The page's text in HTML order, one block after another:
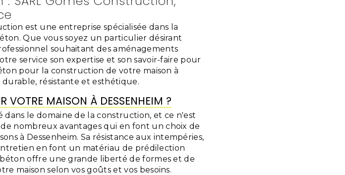
est une entreprise spécialisée dans la
Que vous soyez un particulier désirant
souhaitant des aménagements
service son expertise et son savoir-faire pour
pour la construction de votre maison à
résistante et esthétique.
VOTRE MAISON À DESSENHEIM ?
le domaine de la construction, et ce n'est
nombreux avantages qui en font un choix de
à Dessenheim. Sa résistance aux intempéries,
en font un matériau de prédilection
offre une grande liberté de formes et de
maison selon vos goûts et vos besoins.